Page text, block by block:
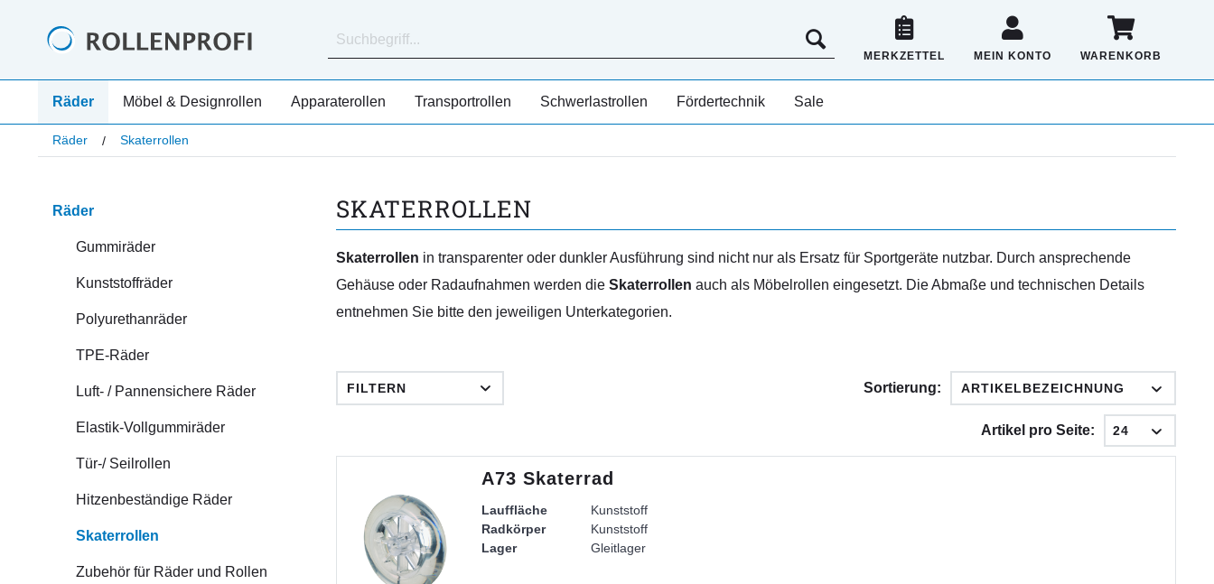
MERKZETTEL MEIN KONTO WARENKORB
Räder Möbel & Designrollen Apparaterollen Transportrollen Schwerlastrollen Fördertechnik Sale
Räder Skaterrollen
Räder
Gummiräder
Kunststoffräder
Polyurethanräder
TPE-Räder
Luft- / Pannensichere Räder
Elastik-Vollgummiräder
Tür-/ Seilrollen
Hitzenbeständige Räder
Skaterrollen
Zubehör für Räder und Rollen
SKATERROLLEN
Skaterrollen in transparenter oder dunkler Ausführung sind nicht nur als Ersatz für Sportgeräte nutzbar. Durch ansprechende
Gehäuse oder Radaufnahmen werden die Skaterrollen auch als Möbelrollen eingesetzt. Die Abmaße und technischen Details
entnehmen Sie bitte den jeweiligen Unterkategorien.
FILTERN Sortierung:
Artikel pro Seite:
A73 Skaterrad
Lauffläche
Kunststoff
Radkörper
Kunststoff
Lager
Gleitlager